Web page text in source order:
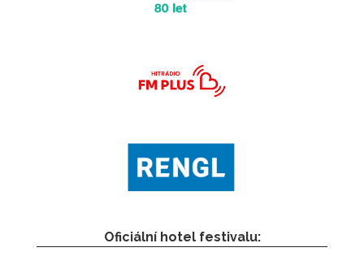
Oficiální hotel festivalu: